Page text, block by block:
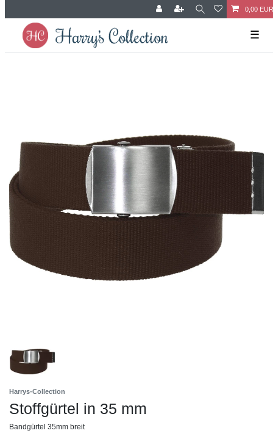
0,00 EUR
☰
Harrys-Collection
Stoffgürtel in 35 mm
Bandgürtel 35mm breit